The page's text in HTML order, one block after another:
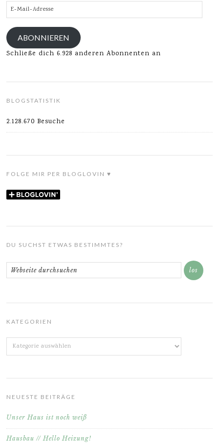
E-
Mail-
Adresse
ABONNIEREN
Schließe dich 6.928 anderen Abonnenten an
BLOGSTATISTIK
2.128.670 Besuche
FOLGE MIR PER BLOGLOVIN ♥
DU SUCHST ETWAS BESTIMMTES?
KATEGORIEN
Kategorien
NEUESTE BEITRÄGE
Unser Haus ist noch weiß
Hausbau // Hello Heizung!